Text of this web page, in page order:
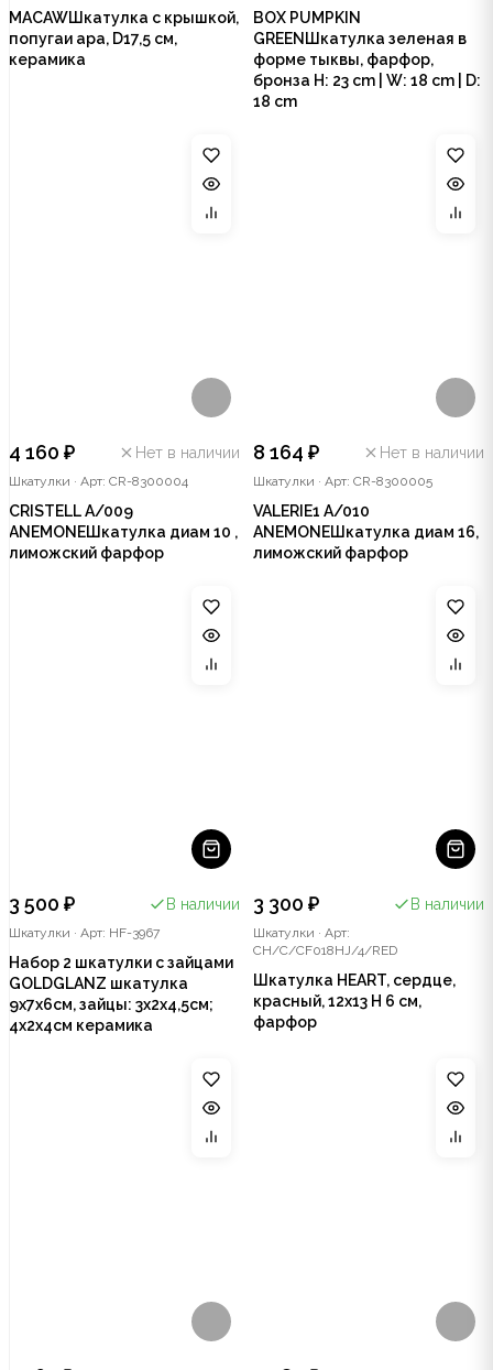
MACAWШкатулка с крышкой,
попугаи ара, D17,5 см,
керамика
BOX PUMPKIN
GREENШкатулка зеленая в
форме тыквы, фарфор,
бронза H: 23 cm | W: 18 cm | D:
18 cm
4 160 ₽ Нет в наличии
Шкатулки · Арт: CR-8300004
CRISTELL A/009
ANEMONEШкатулка диам 10 ,
лиможский фарфор
8 164 ₽ Нет в наличии
Шкатулки · Арт: CR-8300005
VALERIE1 A/010
ANEMONEШкатулка диам 16,
лиможский фарфор
3 500 ₽ В наличии
Шкатулки · Арт: HF-3967
Набор 2 шкатулки с зайцами
GOLDGLANZ шкатулка
9x7x6см, зайцы: 3x2x4,5см;
4x2x4см керамика
3 300 ₽ В наличии
Шкатулки · Арт:
CH/C/CF018HJ/4/RED
Шкатулка HEART, сердце,
красный, 12х13 Н 6 см,
фарфор